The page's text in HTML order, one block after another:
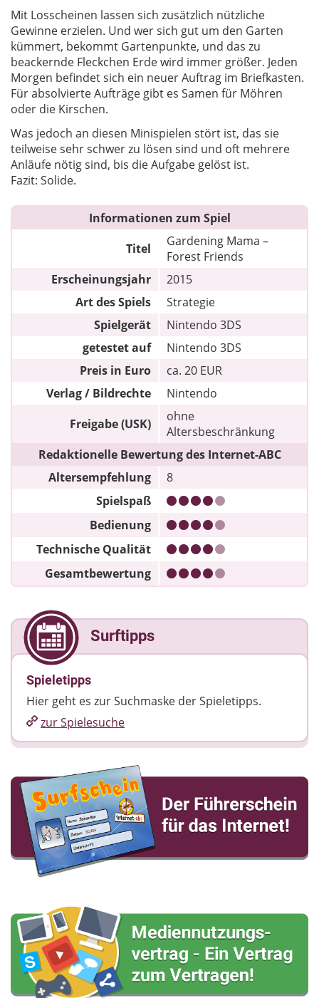
Mit Losscheinen lassen sich zusätzlich nützliche
Gewinne erzielen. Und wer sich gut um den Garten
kümmert, bekommt Gartenpunkte, und das zu
beackernde Fleckchen Erde wird immer größer. Jeden
Morgen befindet sich ein neuer Auftrag im Briefkasten.
Für absolvierte Aufträge gibt es Samen für Möhren
oder die Kirschen.
Was jedoch an diesen Minispielen stört ist, das sie
teilweise sehr schwer zu lösen sind und oft mehrere
Anläufe nötig sind, bis die Aufgabe gelöst ist.
Fazit: Solide.
Informationen zum Spiel
Titel
Gardening Mama –
Forest Friends
Erscheinungsjahr
2015
Art des Spiels
Strategie
Spielgerät
Nintendo 3DS
getestet auf
Nintendo 3DS
Preis in Euro
ca. 20 EUR
Verlag / Bildrechte
Nintendo
Freigabe (USK)
ohne
Altersbeschränkung
Redaktionelle Bewertung des Internet-ABC
Altersempfehlung
8
Spielspaß
Bedienung
Technische Qualität
Gesamtbewertung
Surftipps
Spieletipps
Hier geht es zur Suchmaske der Spieletipps.
zur Spielesuche